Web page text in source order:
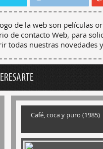
de la web son películas
de contacto Web, para
todas nuestras novedades
Café, coca y puro (1985)